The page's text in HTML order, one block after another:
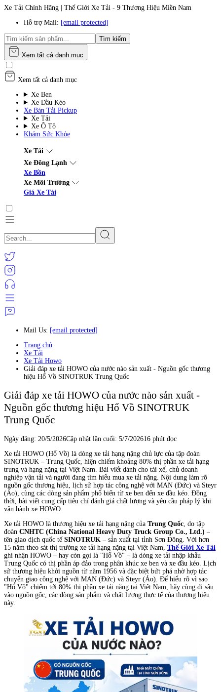
Xe Tải Chính Hãng | Thế Giới Xe Tải - 9 Thương Hiệu Miền Nam
Hỗ trợ Mail: [email protected]
Tìm kiếm
Xem tất cả danh mục
Xem tất cả danh mục
Xe Ben
Xe Đầu Kéo
Xe Bán Tải Pickup
Xe Tải
Xe Ô Tô
Khám Sức Khỏe
Xe Tải
Xe Đông Lạnh
Xe Bồn
Xe Môi Trường
Giá Xe Tải
Mail Us: [email protected]
Trang chủ
Xe Tải
Xe Tải Howo
Giải đáp xe tải HOWO của nước nào sản xuất - Nguồn gốc thương
hiệu Hổ Vồ SINOTRUK Trung Quốc
Giải đáp xe tải HOWO của nước nào sản xuất -
Nguồn gốc thương hiệu Hổ Vồ SINOTRUK
Trung Quốc
Ngày đăng: 20/5/2026Cập nhật lần cuối: 5/7/202616 phút đọc
Xe tải HOWO (Hổ Vồ) là dòng xe tải hạng nặng chủ lực của tập đoàn
SINOTRUK – Trung Quốc, hiện chiếm khoảng 80% thị phần xe tải hạng
trung và hạng nặng tại Việt Nam. Bài viết dành cho tài xế, chủ doanh
nghiệp vận tải và người đang tìm hiểu mua xe tải nặng. Nội dung làm rõ
nguồn gốc thương hiệu, lịch sử hợp tác công nghệ với MAN (Đức) và Steyr
(Áo), cùng các dòng sản phẩm phổ biến từ xe ben đến xe đầu kéo. Đồng
thời, bài viết cung cấp tiêu chí đánh giá chất lượng và yêu cầu pháp lý khi
vận hành xe HOWO.
Xe tải HOWO là thương hiệu xe tải hạng nặng của Trung Quốc , do tập
đoàn CNHTC (China National Heavy Duty Truck Group Co., Ltd.) –
tên giao dịch quốc tế SINOTRUK – sản xuất tại tỉnh Sơn Đông. Với hơn
15 năm theo sát thị trường xe tải hạng nặng tại Việt Nam, Thế Giới Xe Tải
ghi nhận HOWO – hay còn gọi là "Hổ Vồ" – là dòng xe tải nhập khẩu
Trung Quốc có thị phần áp đảo trong phân khúc xe ben và xe đầu kéo. Lịch
sử thương hiệu khởi nguồn từ năm 1956 và đặc biệt bứt phá nhờ hợp tác
chuyển giao công nghệ với MAN (Đức) và Steyr (Áo). Để hiểu rõ vì sao
"Hổ Vồ" chiếm tới 80% thị phần xe tải nặng tại Việt Nam, hãy cùng đi sâu
vào nguồn gốc, các dòng sản phẩm và chất lượng thực tế của thương hiệu
này.